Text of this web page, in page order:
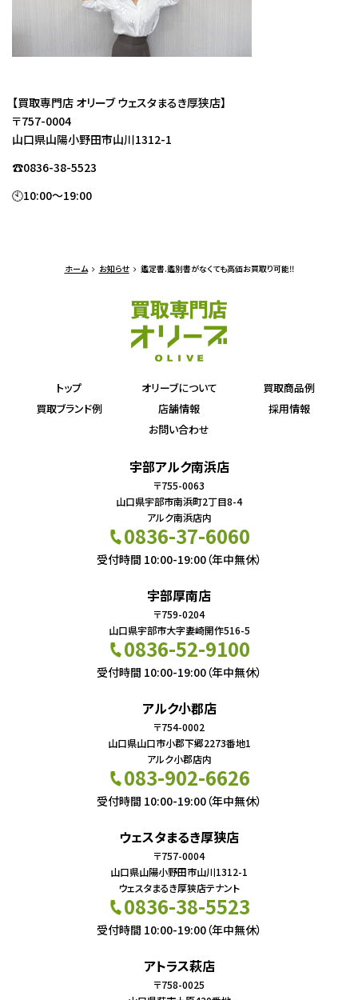
【買取専門店 オリーブ ウェスタまるき厚狭店】
〒757-0004
山口県山陽小野田市山川1312-1
☎0836-38-5523
🕙10:00～19:00
ホーム お知らせ 鑑定書.鑑別書がなくても高価お買取り可能‼
トップ オリーブについて
買取商品例
買取ブランド例
店舗情報
採用情報
お問い合わせ
宇部アルク南浜店
〒755-0063
山口県宇部市南浜町2丁目8-4
アルク南浜店内
0836-37-6060
受付時間 10:00-19:00（年中無休）
宇部厚南店
〒759-0204
山口県宇部市大字妻崎開作516-5
0836-52-9100
受付時間 10:00-19:00（年中無休）
アルク小郡店
〒754-0002
山口県山口市小郡下郷2273番地1
アルク小郡店内
083-902-6626
受付時間 10:00-19:00（年中無休）
ウェスタまるき厚狭店
〒757-0004
山口県山陽小野田市山川1312-1
ウェスタまるき厚狭店テナント
0836-38-5523
受付時間 10:00-19:00（年中無休）
アトラス萩店
〒758-0025